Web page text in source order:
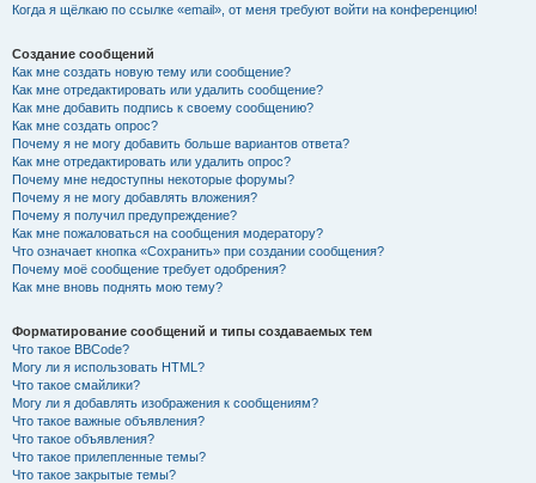
Когда я щёлкаю по ссылке «email», от меня требуют войти на конференцию!
Создание сообщений
Как мне создать новую тему или сообщение?
Как мне отредактировать или удалить сообщение?
Как мне добавить подпись к своему сообщению?
Как мне создать опрос?
Почему я не могу добавить больше вариантов ответа?
Как мне отредактировать или удалить опрос?
Почему мне недоступны некоторые форумы?
Почему я не могу добавлять вложения?
Почему я получил предупреждение?
Как мне пожаловаться на сообщения модератору?
Что означает кнопка «Сохранить» при создании сообщения?
Почему моё сообщение требует одобрения?
Как мне вновь поднять мою тему?
Форматирование сообщений и типы создаваемых тем
Что такое BBCode?
Могу ли я использовать HTML?
Что такое смайлики?
Могу ли я добавлять изображения к сообщениям?
Что такое важные объявления?
Что такое объявления?
Что такое прилепленные темы?
Что такое закрытые темы?